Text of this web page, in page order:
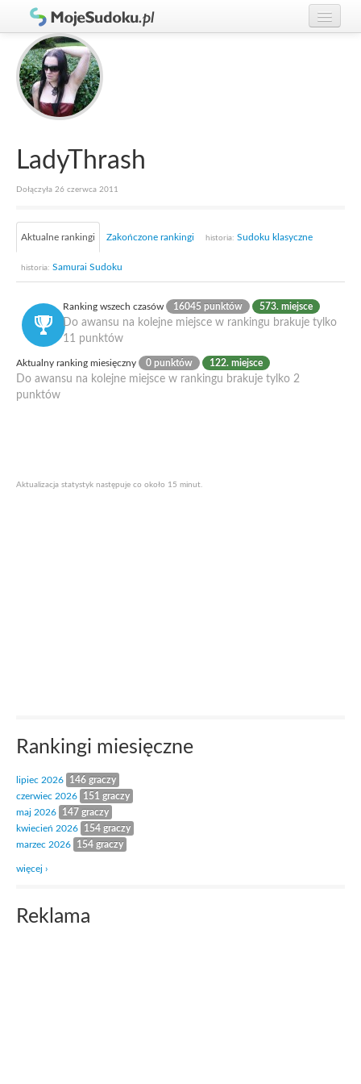
Graj w Sudoku!
Zasady Sudoku
Rankingi
Gracze
LadyThrash
Dołączyła 26 czerwca 2011
Aktualne rankingi Zakończone rankingi historia: Sudoku klasyczne
historia: Samurai Sudoku
Ranking wszech czasów 16045 punktów 573. miejsce
Do awansu na kolejne miejsce w rankingu brakuje tylko
11 punktów
Aktualny ranking miesięczny 0 punktów 122. miejsce
Do awansu na kolejne miejsce w rankingu brakuje tylko 2
punktów
Aktualizacja statystyk następuje co około 15 minut.
Rankingi miesięczne
lipiec 2026
146 graczy
czerwiec 2026
151 graczy
maj 2026
147 graczy
kwiecień 2026
154 graczy
marzec 2026
154 graczy
więcej ›
Reklama